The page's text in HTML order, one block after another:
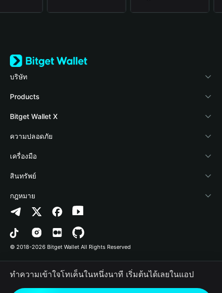
บริษัท
เกี่ยวกับ Bitget Wallet
Blog
Academy
ข่าวสารด้านคริปโต
ศูนย์ช่วยเหลือ
ติดต่อเรา
ทรัพยากรข้อมูลของแบรนด์
อาชีพ
Products
Crypto Card
Stablecoin Earn
Payfi Crypto
Crypto Swap API
Altcoin Season Index
Prediction Markets
DApp
RWA
Bitget Wallet X
นักพัฒนา
เชื่อมต่อ Wallet
Bitget Wallet Pay
ลิสต์โปรเจกต์
ความปลอดภัย
Protection Fund
เทคโนโลยีความปลอดภัย
เครื่องมือ
ซื้อคริปโต
การตรวจจับการอนุญาต
การตรวจจับสัญญา
การโอนเป็นชุด
สินทรัพย์
Arbitrum
Avalanche
Bitcoin
Polygon
กฎหมาย
นโยบายความเป็นส่วนตัว
ข้อตกลงในการใช้บริการ
© 2018-2026 Bitget Wallet All Rights Reserved
ทำความเข้าใจโทเค็นในหนึ่งนาที เริ่มต้นได้เลยในแอป